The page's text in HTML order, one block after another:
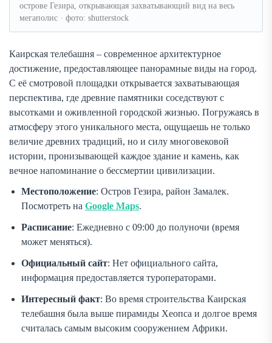
острове Гезира, открывающая захватывающий вид на весь
мегаполис · фото: shutterstock
Каирская телебашня – современное архитектурное
достижение, предоставляющее панорамные виды на город.
С её смотровой площадки открывается захватывающая
перспектива, где древние памятники соседствуют с
высотками и оживленной городской жизнью. Погружаясь в
атмосферу этого уникального места, ощущаешь не только
величие древних традиций, но и силу многовековой
истории, пронизывающей каждое здание и камень, как
вечное напоминание о бессмертии цивилизации.
Местоположение: Остров Гезира, район Замалек.
Посмотреть на Google Maps.
Расписание: Ежедневно с 09:00 до полуночи (время
может меняться).
Официальный сайт: Нет официального сайта,
информация предоставляется туроператорами.
Интересный факт: Во время строительства Каирская
телебашня была выше пирамиды Хеопса и долгое время
считалась самым высоким сооружением Африки.